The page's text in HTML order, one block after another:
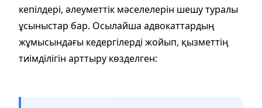
кепілдері, әлеуметтік мәселелерін шешу туралы
ұсыныстар бар. Осылайша адвокаттардың
жұмысындағы кедергілерді жойып, қызметтің
тиімділігін арттыру көзделген: